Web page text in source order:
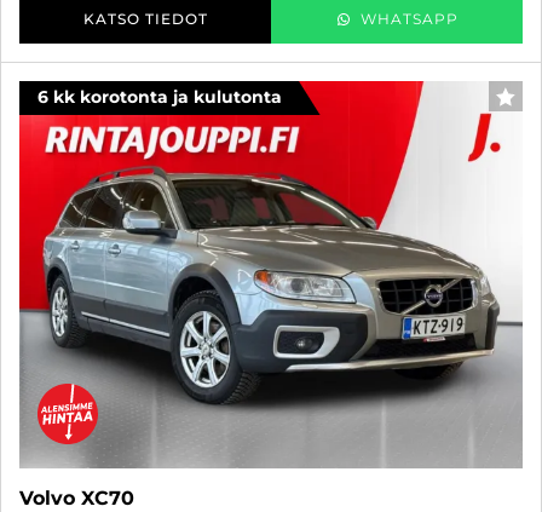
KATSO TIEDOT WHATSAPP
6 kk korotonta ja kulutonta
Volvo XC70